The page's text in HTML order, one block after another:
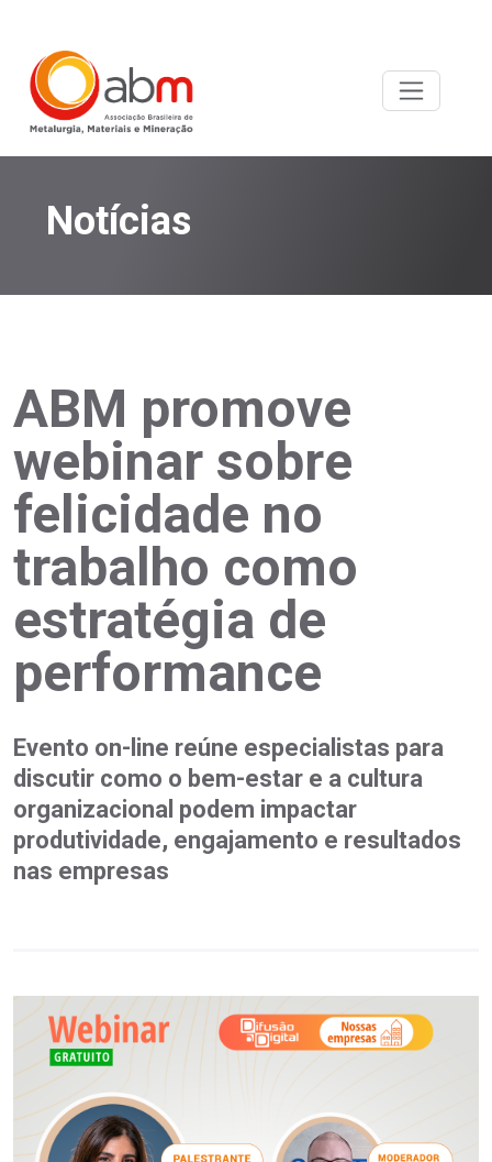
Notícias
ABM promove
webinar sobre
felicidade no
trabalho como
estratégia de
performance
Evento on-line reúne especialistas para
discutir como o bem-estar e a cultura
organizacional podem impactar
produtividade, engajamento e resultados
nas empresas